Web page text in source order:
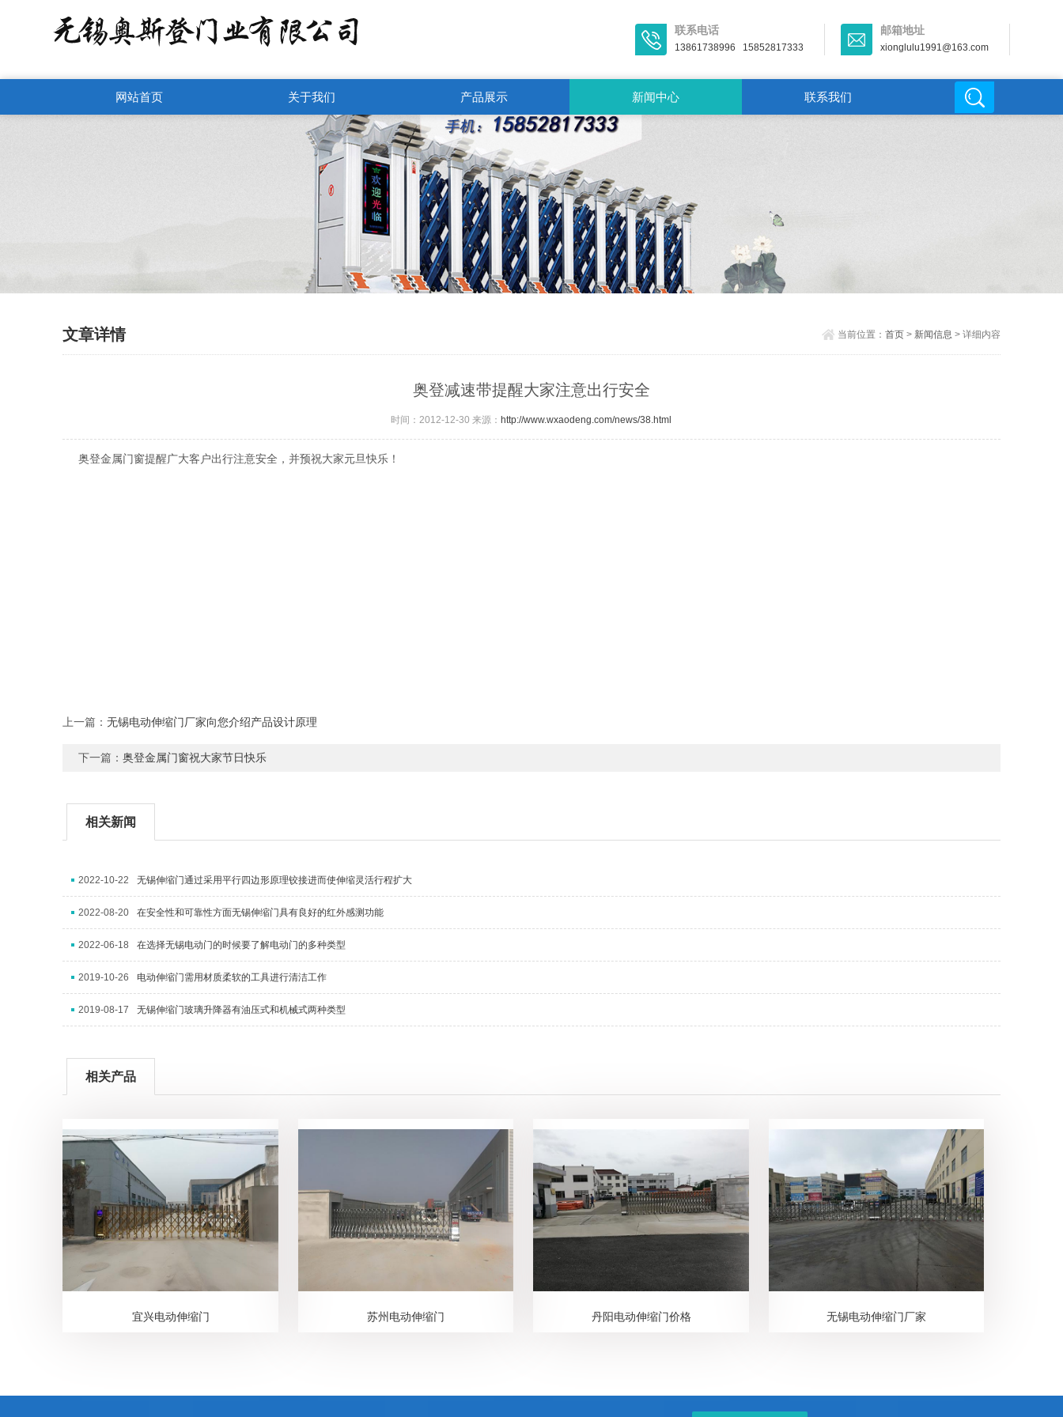
联系电话
13861738996 15852817333
邮箱地址
xionglulu1991@163.com
网站首页 关于我们 产品展示 新闻中心 联系我们
文章详情 当前位置： 首页> 新闻信息 > 详细内容
奥登减速带提醒大家注意出行安全
时间：2012-12-30 来源： http://www.wxaodeng.com/news/38.html
奥登金属门窗提醒广大客户出行注意安全，并预祝大家元旦快乐！
上一篇：无锡电动伸缩门厂家向您介绍产品设计原理
下一篇：奥登金属门窗祝大家节日快乐
相关新闻
2022-10-22 无锡伸缩门通过采用平行四边形原理铰接进而使伸缩灵活行程扩大
2022-08-20 在安全性和可靠性方面无锡伸缩门具有良好的红外感测功能
2022-06-18 在选择无锡电动门的时候要了解电动门的多种类型
2019-10-26 电动伸缩门需用材质柔软的工具进行清洁工作
2019-08-17 无锡伸缩门玻璃升降器有油压式和机械式两种类型
相关产品
宜兴电动伸缩门 苏州电动伸缩门 丹阳电动伸缩门价格 无锡电动伸缩门厂家